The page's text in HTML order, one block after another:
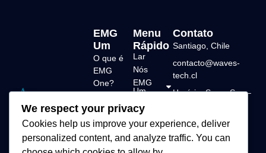
Soluções
tecnológicas em
biofeedback EMG.
Com o EMG One,
Menu
Rápido
Lar
Nós
EMG
Um
Loja
Contato
EMG
Um
O que é
EMG
One?
técnicas
Servidor
de dados
Contato
Santiago, Chile
contacto@waves-
tech.cl
Horário: Seg a Sex –
We respect your privacy
Cookies help us improve your experience, deliver
personalized content, and analyze traffic. You can